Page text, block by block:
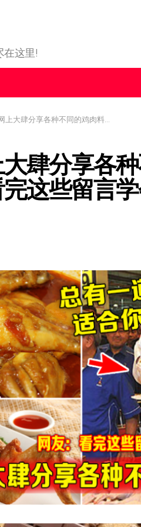
在这里!
种不同的鸡肉料理！网友：看完这些留言学会了好多料理的做法！
肆分享各
这些留言